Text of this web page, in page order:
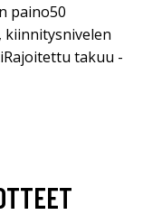
paino50
kiinnitysnivelen
takuu -